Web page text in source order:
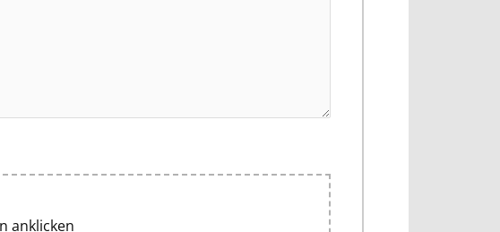
anklicken